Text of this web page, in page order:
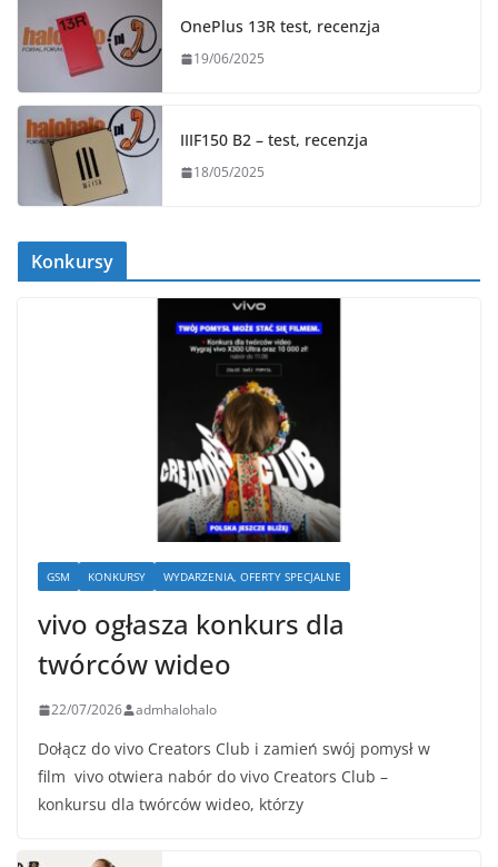
OnePlus 13R test, recenzja
19/06/2025
IIIF150 B2 – test, recenzja
18/05/2025
Konkursy
GSM KONKURSY WYDARZENIA, OFERTY SPECJALNE
vivo ogłasza konkurs dla
twórców wideo
22/07/2026 admhalohalo
Dołącz do vivo Creators Club i zamień swój pomysł w
film vivo otwiera nabór do vivo Creators Club –
konkursu dla twórców wideo, którzy